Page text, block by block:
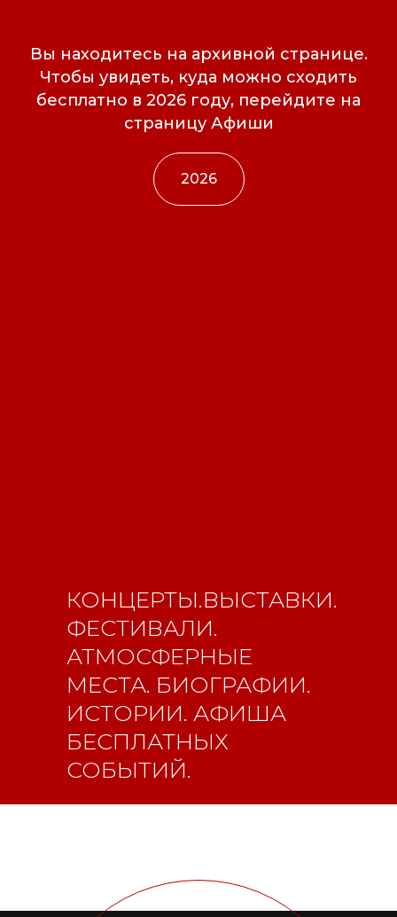
Вы находитесь на архивной странице.
Чтобы увидеть, куда можно сходить
бесплатно в 2026 году, перейдите на
страницу Афиши
2026
КОНЦЕРТЫ.ВЫСТАВКИ.
ФЕСТИВАЛИ.
АТМОСФЕРНЫЕ
МЕСТА. БИОГРАФИИ.
ИСТОРИИ. АФИША
БЕСПЛАТНЫХ
СОБЫТИЙ.